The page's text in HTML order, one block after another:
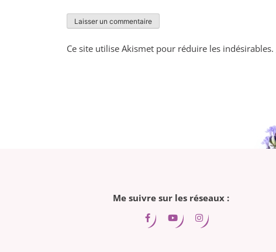
Ce site utilise Akismet pour réduire les indésirables.
Me suivre sur les réseaux :